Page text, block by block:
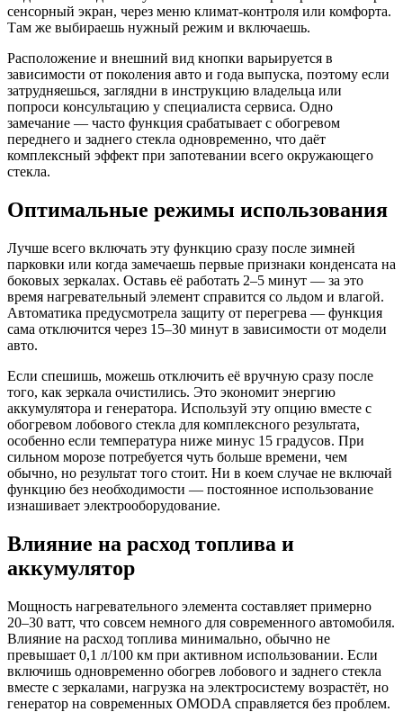
сенсорный экран, через меню климат-контроля или комфорта.
Там же выбираешь нужный режим и включаешь.
Расположение и внешний вид кнопки варьируется в
зависимости от поколения авто и года выпуска, поэтому если
затрудняешься, заглядни в инструкцию владельца или
попроси консультацию у специалиста сервиса. Одно
замечание — часто функция срабатывает с обогревом
переднего и заднего стекла одновременно, что даёт
комплексный эффект при запотевании всего окружающего
стекла.
Оптимальные режимы использования
Лучше всего включать эту функцию сразу после зимней
парковки или когда замечаешь первые признаки конденсата на
боковых зеркалах. Оставь её работать 2–5 минут — за это
время нагревательный элемент справится со льдом и влагой.
Автоматика предусмотрела защиту от перегрева — функция
сама отключится через 15–30 минут в зависимости от модели
авто.
Если спешишь, можешь отключить её вручную сразу после
того, как зеркала очистились. Это экономит энергию
аккумулятора и генератора. Используй эту опцию вместе с
обогревом лобового стекла для комплексного результата,
особенно если температура ниже минус 15 градусов. При
сильном морозе потребуется чуть больше времени, чем
обычно, но результат того стоит. Ни в коем случае не включай
функцию без необходимости — постоянное использование
изнашивает электрооборудование.
Влияние на расход топлива и
аккумулятор
Мощность нагревательного элемента составляет примерно
20–30 ватт, что совсем немного для современного автомобиля.
Влияние на расход топлива минимально, обычно не
превышает 0,1 л/100 км при активном использовании. Если
включишь одновременно обогрев лобового и заднего стекла
вместе с зеркалами, нагрузка на электросистему возрастёт, но
генератор на современных OMODA справляется без проблем.